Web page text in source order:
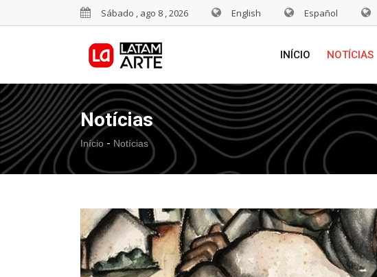
Sábado , ago 8 , 2026 English Español
INÍCIO NOTÍCIAS
Notícias
Início - Notícias